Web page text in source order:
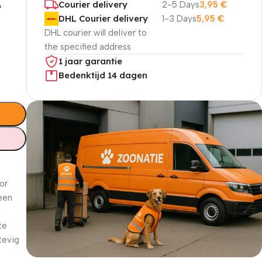
Courier delivery
2-5 Days3,95€
DHL Courier delivery
DHL courier will deliver to
the specified address
1-3 Days5,95€
1 jaar garantie
Bedenktijd 14 dagen